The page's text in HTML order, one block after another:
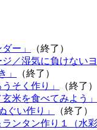
ー」
（終了）
／湿気に負けないヨ
」
（終了）
そく作り」
（終了）
米を食べてみよう」
ぐい作り」
（終了）
ンタン作り１（水